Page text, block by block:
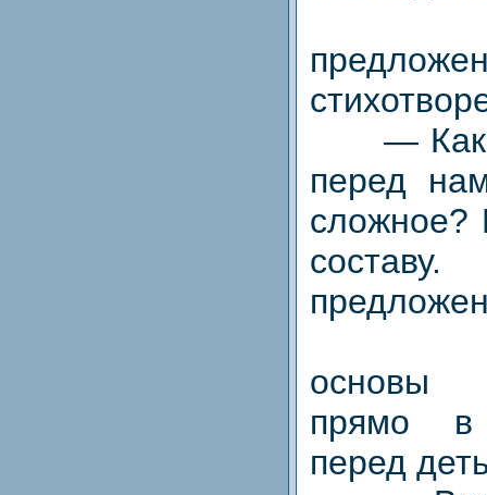
—
перед
сложное?
основы
прямо в
перед